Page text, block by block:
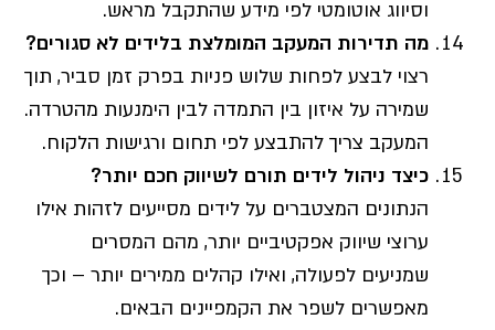
וסיווג אוטומטי לפי מידע שהתקבל מראש.
מה תדירות המעקב המומלצת בלידים לא סגורים?
רצוי לבצע לפחות שלוש פניות בפרק זמן סביר, תוך
שמירה על איזון בין התמדה לבין הימנעות מהטרדה.
המעקב צריך להתבצע לפי תחום ורגישות הלקוח.
כיצד ניהול לידים תורם לשיווק חכם יותר?
הנתונים המצטברים על לידים מסייעים לזהות אילו
ערוצי שיווק אפקטיביים יותר, מהם המסרים
שמניעים לפעולה, ואילו קהלים ממירים יותר – וכך
מאפשרים לשפר את הקמפיינים הבאים.